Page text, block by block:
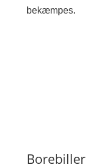
bekæmpes.
Borebiller